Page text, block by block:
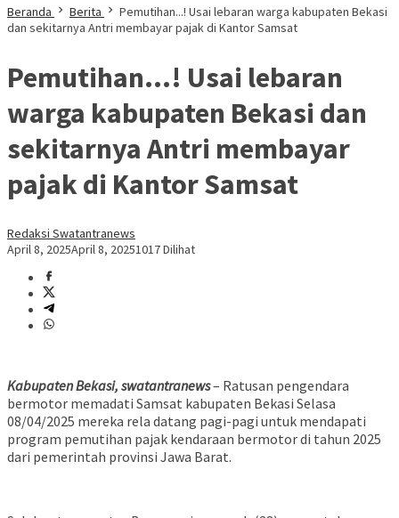
Beranda Berita
Pemutihan...! Usai lebaran warga kabupaten Bekasi
dan sekitarnya Antri membayar pajak di Kantor Samsat
Pemutihan…! Usai lebaran
warga kabupaten Bekasi dan
sekitarnya Antri membayar
pajak di Kantor Samsat
Redaksi Swatantranews
April 8, 2025April 8, 20251017 Dilihat
Kabupaten Bekasi, swatantranews– Ratusan pengendara
bermotor memadati Samsat kabupaten Bekasi Selasa
08/04/2025 mereka rela datang pagi-pagi untuk mendapati
program pemutihan pajak kendaraan bermotor di tahun 2025
dari pemerintah provinsi Jawa Barat.